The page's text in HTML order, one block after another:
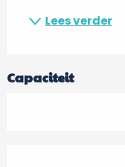
Lees verder
Capaciteit